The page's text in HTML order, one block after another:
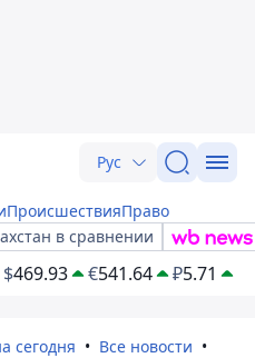
Рус
ПроисшествияПраво
в сравнении
$469.93 €541.64 ₽5.71
сегодня
Все новости